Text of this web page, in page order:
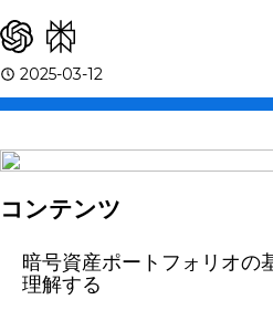
2025-03-12
コンテンツ
暗号資産ポートフォリオの
理解する